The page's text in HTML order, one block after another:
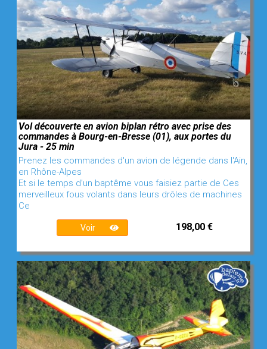
Vol découverte en avion biplan rétro avec prise des
commandes à Bourg-en-Bresse (01), aux portes du
Jura - 25 min
Prenez les commandes d'un avion de légende dans l'Ain,
en Rhône-Alpes
Et si le temps d’un baptême vous faisiez partie de Ces
merveilleux fous volants dans leurs drôles de machines
Ce
Voir 198,00 €